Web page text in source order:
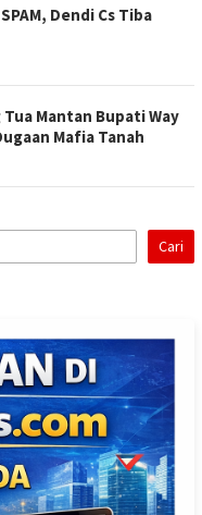
Dendi Cs Tiba
Mantan Bupati Way
Mafia Tanah
Cari